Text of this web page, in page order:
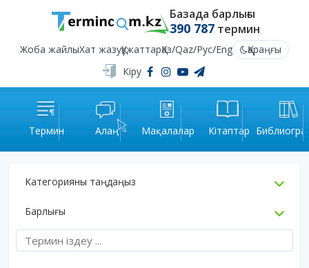
Базада барлығы
390 787термин
Жоба жайлыХат жазуҚұжаттарҚаз/Qaz/Рус/Eng
Қараңғы
Кіру
Термин Алаң Мақалалар Кітаптар
Категорияны таңдаңыз
Барлығы